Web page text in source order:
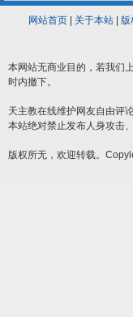
网站首页| 关于本站| 版
本网站无商业目的，若我们
时内撤下。
天主教在线维护网友自由评
本站绝对禁止发布人身攻击
版权所无，欢迎转载。